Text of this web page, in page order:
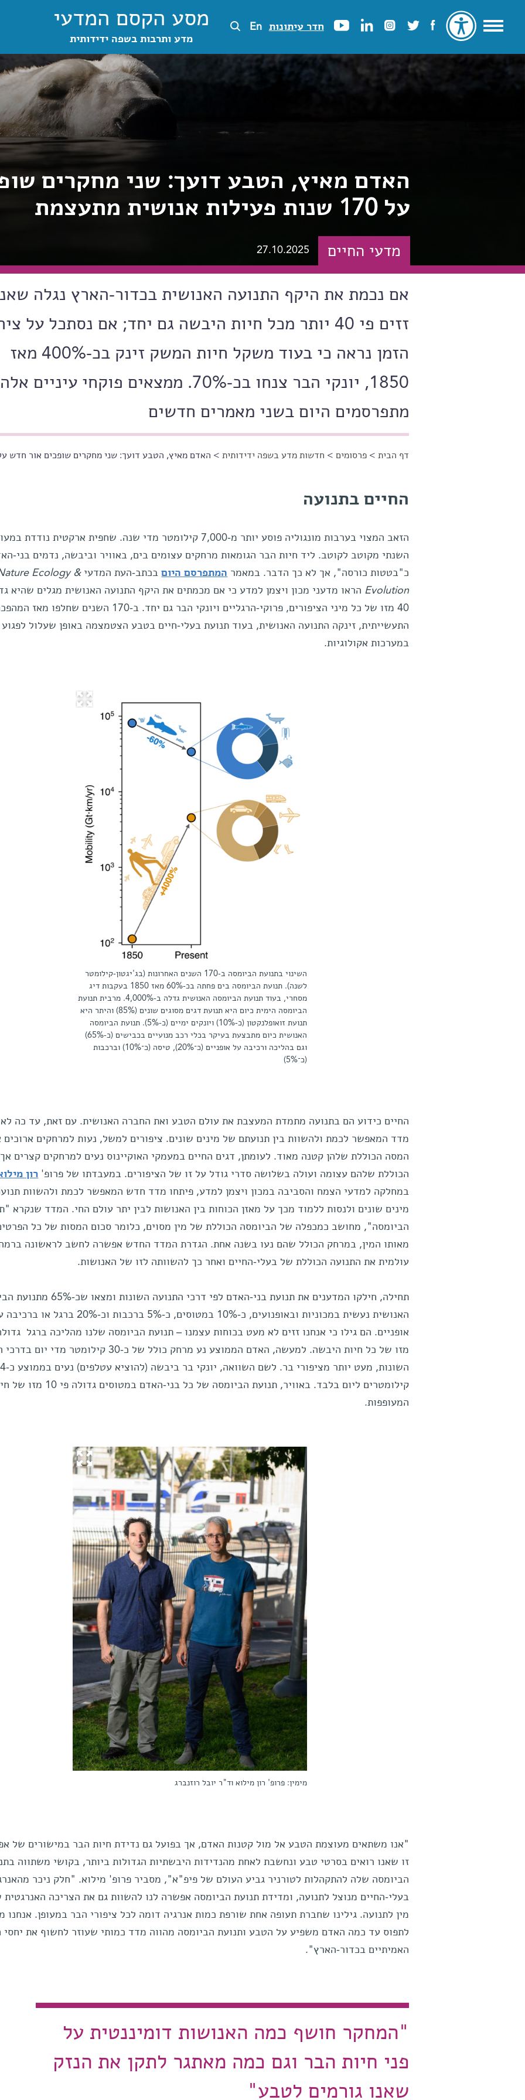
חדר עיתונות En מסע הקסם המדעי
מדע ותרבות בשפה ידידותית
האדם מאיץ, הטבע דועך: שני מחקרים
על 170 שנות פעילות אנושית מתעצמת
מדעי החיים 27.10.2025
אם נכמת את היקף התנועה האנושית בכדור-הארץ נגלה
זזים פי 40 יותר מכל חיות היבשה גם יחד; אם נסתכל על
הזמן נראה כי בעוד משקל חיות המשק זינק בכ-400% מאז
1850, יונקי הבר צנחו בכ-70%. ממצאים פוקחי עיניים אלה
מתפרסמים היום בשני מאמרים חדשים
הינך נמצא כאן
דף הבית >פרסומים > חדשות מדע בשפה ידידותית > האדם מאיץ, הטבע דועך: שני מחקרים שופכים אור חדש על 170 שנות פעילות אנושית
החיים בתנועה
הזאב המצוי בערבות מונגוליה פוסע יותר מ-7,000 קילומטר מדי שנה. שחפית ארקטית נודדת
השנתי מקוטב לקוטב. ליד חיות הבר הגומאות מרחקים עצומים בים, באוויר וביבשה, נדמים בני-
כ"בטטות כורסה", אך לא כך הדבר. במאמר המתפרסם היוםבכתב-העת המדעיEcology &
Evolution הראו מדעני מכון ויצמן למדע כי אם מכמתים את היקף התנועה האנושית מגלים שהיא
40 מזו של כל מיני הציפורים, פרוקי-הרגליים ויונקי הבר גם יחד. ב-170 השנים שחלפו מאז
התעשייתית, זינקה התנועה האנושית, בעוד תנועת בעלי-חיים בטבע הצטמצמה באופן שעלול לפגוע
במערכות אקולוגיות.
השינוי בתנועת הביומסה ב-170 השנים האחרונות (בג'יגטון-קילומטר
לשנה). תנועת הביומסה בים פחתה בכ-60% מאז 1850 בעקבות דיג
מסחרי, בעוד תנועת הביומסה האנושית גדלה ב-4,000%. מרבית תנועת
הביומסה הימית כיום היא תנועת דגים מסוגים שונים (85%) והיתר היא
תנועת זואופלנקטון (כ-10%) ויונקים ימיים (כ-5%). תנועת הביומסה
האנושית כיום מתבצעת בעיקר בכלי רכב מנועיים בכבישים (כ-65%)
וגם בהליכה ורכיבה על אופניים (כ־20%), טיסה (כ־10%) וברכבות
(כ־5%)
החיים כידוע הם בתנועה מתמדת המעצבת את עולם הטבע ואת החברה האנושית. עם זאת, עד כה לא
מדד המאפשר לכמת ולהשוות בין תנועתם של מינים שונים. ציפורים למשל, נעות למרחקים ארוכים
המסה הכוללת שלהן קטנה מאוד. לעומתן, דגים החיים במעמקי האוקיינוס נעים למרחקים קצרים
הכוללת שלהם עצומה ועולה בשלושה סדרי גודל על זו של הציפורים. במעבדתו של פרופ' רון
במחלקה למדעי הצמח והסביבה במכון ויצמן למדע, פיתחו מדד חדש המאפשר לכמת ולהשוות
מינים שונים ולנסות ללמוד מכך על מאזן הכוחות בין האנושות לבין יתר עולם החי. המדד שנקרא
הביומסה", מחושב כמכפלה של הביומסה הכוללת של מין מסוים, כלומר סכום המסות של כל
מאותו המין, במרחק הכולל שהם נעו בשנה אחת. הגדרת המדד החדש אפשרה לחשב לראשונה
עולמית את התנועה הכוללת של בעלי-החיים ואחר כך להשוותה לזו של האנושות.
תחילה, חילקו המדענים את תנועת בני-האדם לפי דרכי התנועה
האנושית נעשית במכוניות ובאופנועים, כ-10% במטוסים, כ-5% ברכבות וכ-20% ברגל או
מזו של כל חיות היבשה. למעשה, האדם הממוצע נע מרחק כולל של כ-30 קילומטר
השונות, מעט יותר מציפורי בר. לשם השוואה, יונקי בר ביבשה (להוציא עטלפים) נעים בממוצע כ-4
קילומטרים ליום בלבד. באוויר, תנועת הביומסה של כל
המעופפות.
מימין: פרופ' רון מילוא וד"ר יובל רוזנברג
"אנו משתאים מעוצמת הטבע אל מול קטנות האדם, אך בפועל גם נדידת חיות הבר במישורים של
זו שאנו רואים בסרטי טבע ונחשבת לאחת מהנדידות היבשתיות הגדולות ביותר, בקושי משתווה
הביומסה שלה להתקהלות לטורניר גביע העולם של פיפ"א", מסביר פרופ' מילוא. "חלק ניכר
בעלי-החיים מנוצל לתנועה, ומדידת תנועת הביומסה אפשרה לנו להשוות גם את הצריכה האנרגטית
מין לתנועה. גילינו שחברת תעופה אחת שורפת כמות אנרגיה דומה לכל ציפורי הבר במעופן. אנחנו
לתפוס עד כמה האדם משפיע על הטבע ותנועת הביומסה מהווה מדד כמותי שעוזר לחשוף את יחסי
האמיתיים בכדור-הארץ".
"המחקר חושף כמה האנושות דומיננטית על
פני חיות הבר וגם כמה מאתגר לתקן את הנזק
שאנו גורמים לטבע"